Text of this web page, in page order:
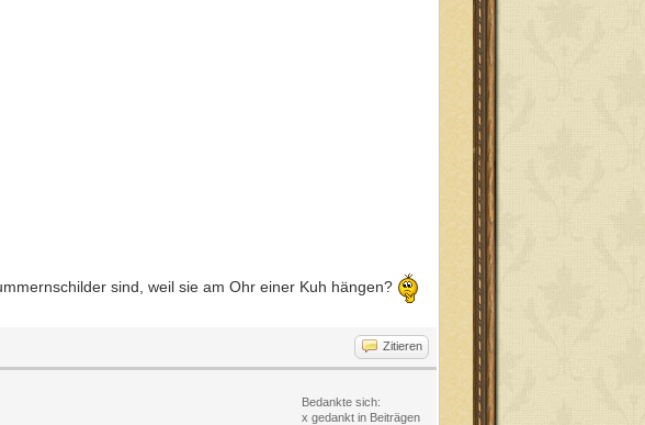
sind, weil sie am Ohr einer Kuh hängen?
Zitieren
Bedankte sich:
x gedankt in Beiträgen